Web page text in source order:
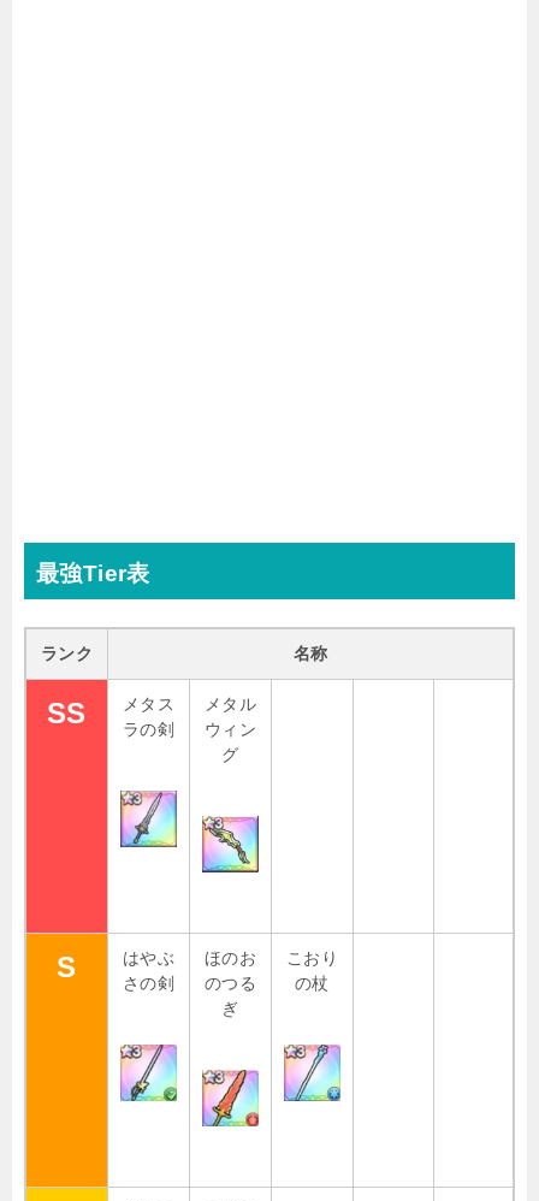
最強Tier表
ランク 名称
SS
メタス
ラの剣
メタル
ウィン
グ
S
はやぶ
さの剣
ほのお
のつる
ぎ
こおり
の杖